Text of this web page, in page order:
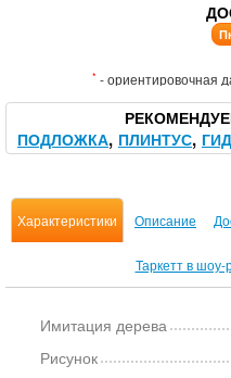
* - ориентировочная
ПОДЛОЖКА ПЛИНТУС
Характеристики Описание
Таркетт в шоу-
Имитация дерева
Рисунок